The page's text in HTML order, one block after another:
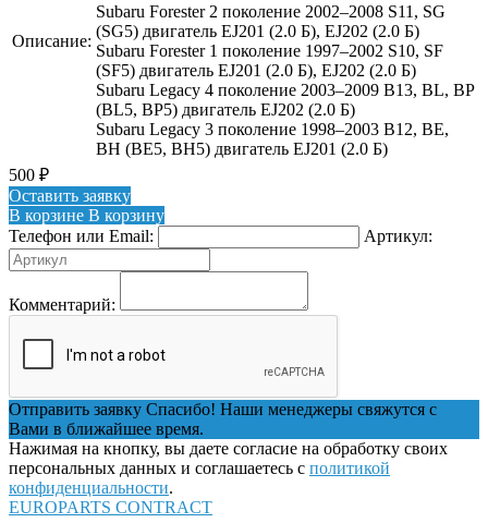
Описание:
Subaru Forester 2 поколение 2002–2008 S11, SG
(SG5) двигатель EJ201 (2.0 Б), EJ202 (2.0 Б)
Subaru Forester 1 поколение 1997–2002 S10, SF
(SF5) двигатель EJ201 (2.0 Б), EJ202 (2.0 Б)
Subaru Legacy 4 поколение 2003–2009 B13, BL, BP
(BL5, BP5) двигатель EJ202 (2.0 Б)
Subaru Legacy 3 поколение 1998–2003 B12, BE,
BH (BE5, BH5) двигатель EJ201 (2.0 Б)
500 ₽
Оставить заявку
В корзине В корзину
Телефон или Email:
Артикул:
Комментарий:
Отправить заявку Спасибо! Наши менеджеры свяжутся с
Вами в ближайшее время.
Нажимая на кнопку, вы даете согласие на обработку своих
персональных данных и соглашаетесь с политикой
конфиденциальности.
EUROPARTS CONTRACT